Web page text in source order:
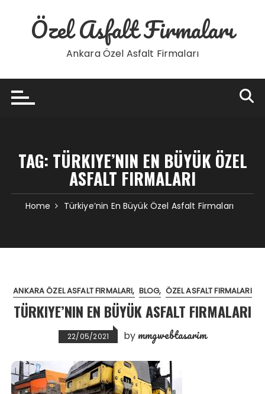
contentÖzel Asfalt Firmaları
Ankara Özel Asfalt Firmaları
TAG: TÜRKIYE’NIN EN BÜYÜK ÖZEL
ASFALT FIRMALARI
Home Türkiye’nin En Büyük Özel Asfalt Firmaları
ANKARA ÖZEL ASFALT FIRMALARI BLOG ÖZEL ASFALT FIRMALARI
TÜRKIYE’NIN EN BÜYÜK ASFALT FIRMALARI
22/05/2021 by mmgwebtasarim